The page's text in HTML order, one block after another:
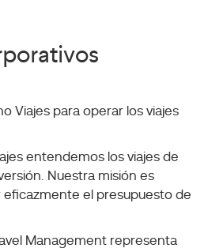
Viajes para operar los viajes
entendemos los viajes de
Nuestra misión es
eficazmente el presupuesto de
Management representa